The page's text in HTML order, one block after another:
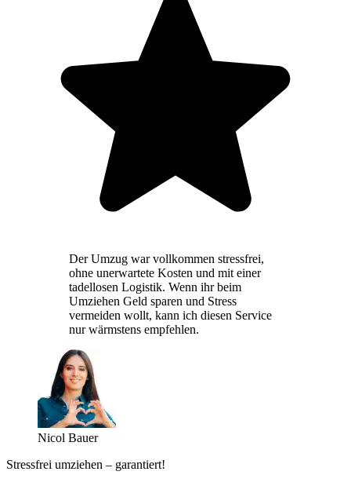
Der Umzug war vollkommen stressfrei,
ohne unerwartete Kosten und mit einer
tadellosen Logistik. Wenn ihr beim
Umziehen Geld sparen und Stress
vermeiden wollt, kann ich diesen Service
nur wärmstens empfehlen.
Nicol Bauer
Stressfrei umziehen – garantiert!